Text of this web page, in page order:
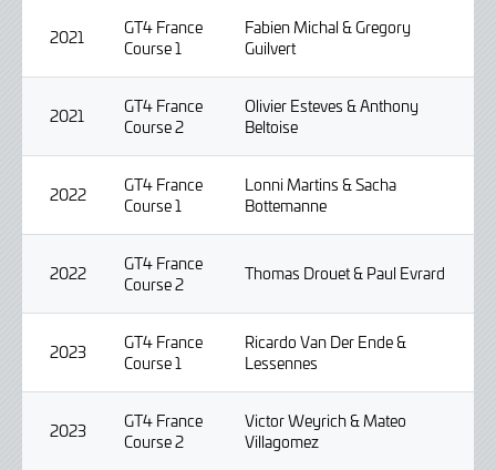
2021
GT4 France
Course 1
Fabien Michal & Gregory
Guilvert
2021
GT4 France
Course 2
Olivier Esteves & Anthony
Beltoise
2022
GT4 France
Course 1
Lonni Martins & Sacha
Bottemanne
2022
GT4 France
Course 2
Thomas Drouet & Paul Evrard
2023
GT4 France
Course 1
Ricardo Van Der Ende &
Lessennes
2023
GT4 France
Course 2
Victor Weyrich & Mateo
Villagomez